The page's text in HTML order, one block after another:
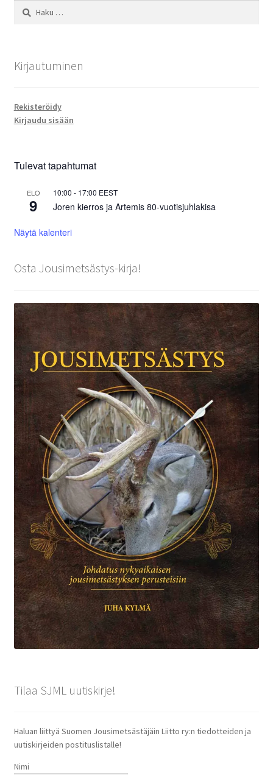
Haku:
Kirjautuminen
Rekisteröidy
Kirjaudu sisään
Tulevat tapahtumat
ELO
9
10:00 - 17:00 EEST
Joren kierros ja Artemis 80-vuotisjuhlakisa
Näytä kalenteri
Osta Jousimetsästys-kirja!
Tilaa SJML uutiskirje!
Haluan liittyä Suomen Jousimetsästäjäin Liitto ry:n tiedotteiden ja
uutiskirjeiden postituslistalle!
Nimi